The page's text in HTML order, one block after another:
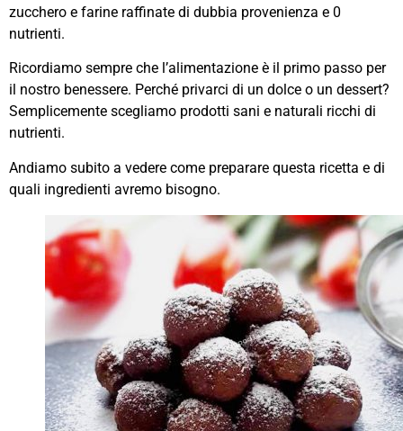
zucchero e farine raffinate di dubbia provenienza e 0
nutrienti.
Ricordiamo sempre che l’alimentazione è il primo passo per
il nostro benessere. Perché privarci di un dolce o un dessert?
Semplicemente scegliamo prodotti sani e naturali ricchi di
nutrienti.
Andiamo subito a vedere come preparare questa ricetta e di
quali ingredienti avremo bisogno.